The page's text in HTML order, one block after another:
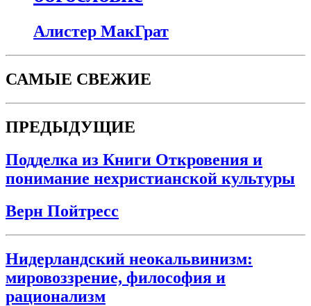
Алистер МакГрат
САМЫЕ СВЕЖИЕ
ПРЕДЫДУЩИЕ
Подделка из Книги Откровения и
понимание нехристианской культуры
Верн Пойтресс
Нидерландский неокальвинизм:
мировоззрение, философия и
рационализм